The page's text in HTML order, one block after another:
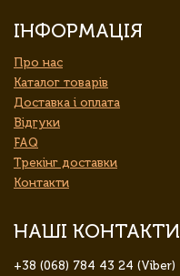
ІНФОРМАЦІЯ
Про нас
Каталог товарів
Доставка і оплата
Відгуки
FAQ
Трекінг доставки
Контакти
НАШІ КОНТАКТИ
+38 (068) 784 43 24 (Viber)